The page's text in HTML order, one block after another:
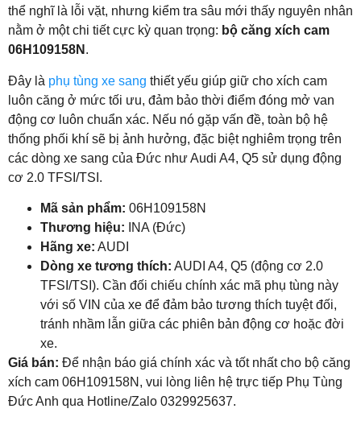
thể nghĩ là lỗi vặt, nhưng kiểm tra sâu mới thấy nguyên nhân
nằm ở một chi tiết cực kỳ quan trọng: bộ căng xích cam
06H109158N .
Đây là phụ tùng xe sang thiết yếu giúp giữ cho xích cam
luôn căng ở mức tối ưu, đảm bảo thời điểm đóng mở van
động cơ luôn chuẩn xác. Nếu nó gặp vấn đề, toàn bộ hệ
thống phối khí sẽ bị ảnh hưởng, đặc biệt nghiêm trọng trên
các dòng xe sang của Đức như Audi A4, Q5 sử dụng động
cơ 2.0 TFSI/TSI.
Mã sản phẩm: 06H109158N
Thương hiệu: INA (Đức)
Hãng xe: AUDI
Dòng xe tương thích: AUDI A4, Q5 (động cơ 2.0
TFSI/TSI). Cần đối chiếu chính xác mã phụ tùng này
với số VIN của xe để đảm bảo tương thích tuyệt đối,
tránh nhầm lẫn giữa các phiên bản động cơ hoặc đời
xe.
Giá bán: Để nhận báo giá chính xác và tốt nhất cho bộ căng
xích cam 06H109158N, vui lòng liên hệ trực tiếp Phụ Tùng
Đức Anh qua Hotline/Zalo 0329925637.